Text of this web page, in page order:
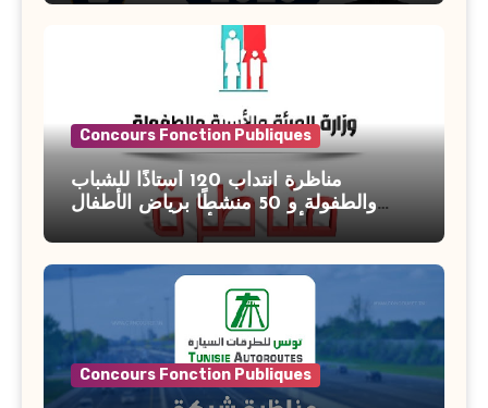
Concours Fonction Publiques
مناظرة انتداب 120 أستاذًا للشباب
والطفولة و 50 منشطًا برياض الأطفال
بوزارة الأسرة والمرأة والطفولة وكبار
Concours Fonction Publiques